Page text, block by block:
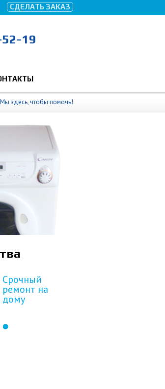
СДЕЛАТЬ ЗАКАЗ
19
Мы здесь, чтобы помочь!
Срочный
ремонт на
дому